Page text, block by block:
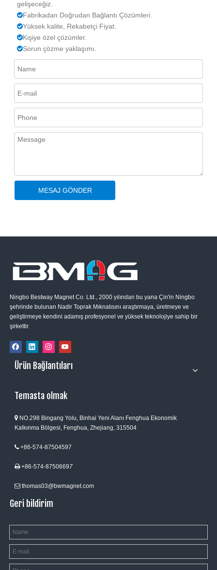
gelişeceğiz.
Fabrikadan Doğrudan Bağlantı Çözümleri.
Yüksek kalite, Rekabetçi Fiyat.
Kişiye özel çözümler.
Sorun çözme yaklaşımı.
MESAJ GÖNDER
Ningbo Bestway Magnet Co. Ltd., 2000 yılından bu yana Çin'in Ningbo
şehrinde bulunan Nadir Toprak Mıknatısını araştırmaya, üretmeye ve
geliştirmeye kendini adamış profesyonel ve yüksek teknolojiye sahip bir
şirkettir.
Ürün Bağlantıları
Temasta olmak
 NO.298 Bingang Yolu, Binhai Yeni Alanı Fenghua Ekonomik
Kalkınma Bölgesi, Fenghua, Zhejiang, 315504
+86-574-87504597
+86-574-87506697
 thomas03@bwmagnet.com
Geri bildirim